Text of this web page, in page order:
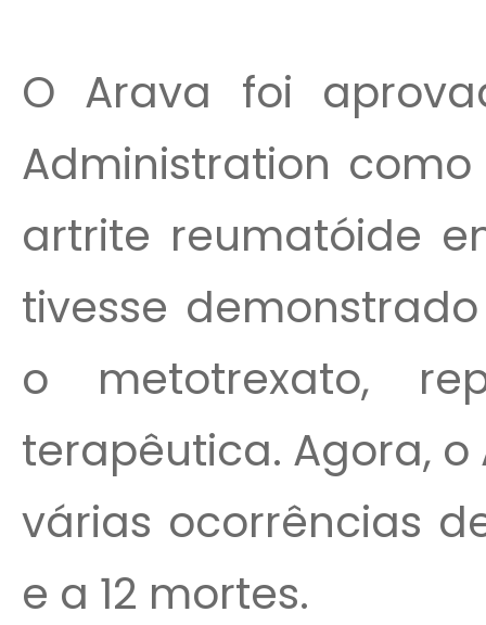
O Arava foi
Administration
artrite reumatóide
tivesse
o metotrexato,
terapêutica. Agora,
várias ocorrências
e a 12 mortes.